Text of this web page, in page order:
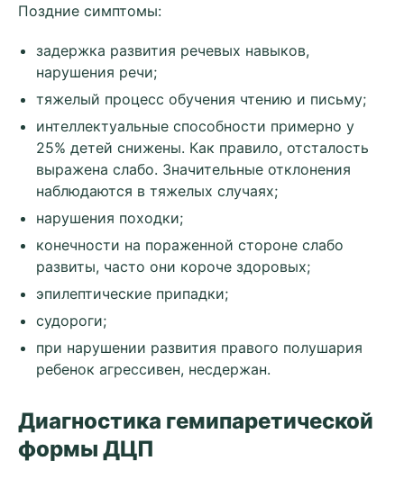
Поздние симптомы:
задержка развития речевых навыков,
нарушения речи;
тяжелый процесс обучения чтению и письму;
интеллектуальные способности примерно у
25% детей снижены. Как правило, отсталость
выражена слабо. Значительные отклонения
наблюдаются в тяжелых случаях;
нарушения походки;
конечности на пораженной стороне слабо
развиты, часто они короче здоровых;
эпилептические припадки;
судороги;
при нарушении развития правого полушария
ребенок агрессивен, несдержан.
Диагностика гемипаретической
формы ДЦП